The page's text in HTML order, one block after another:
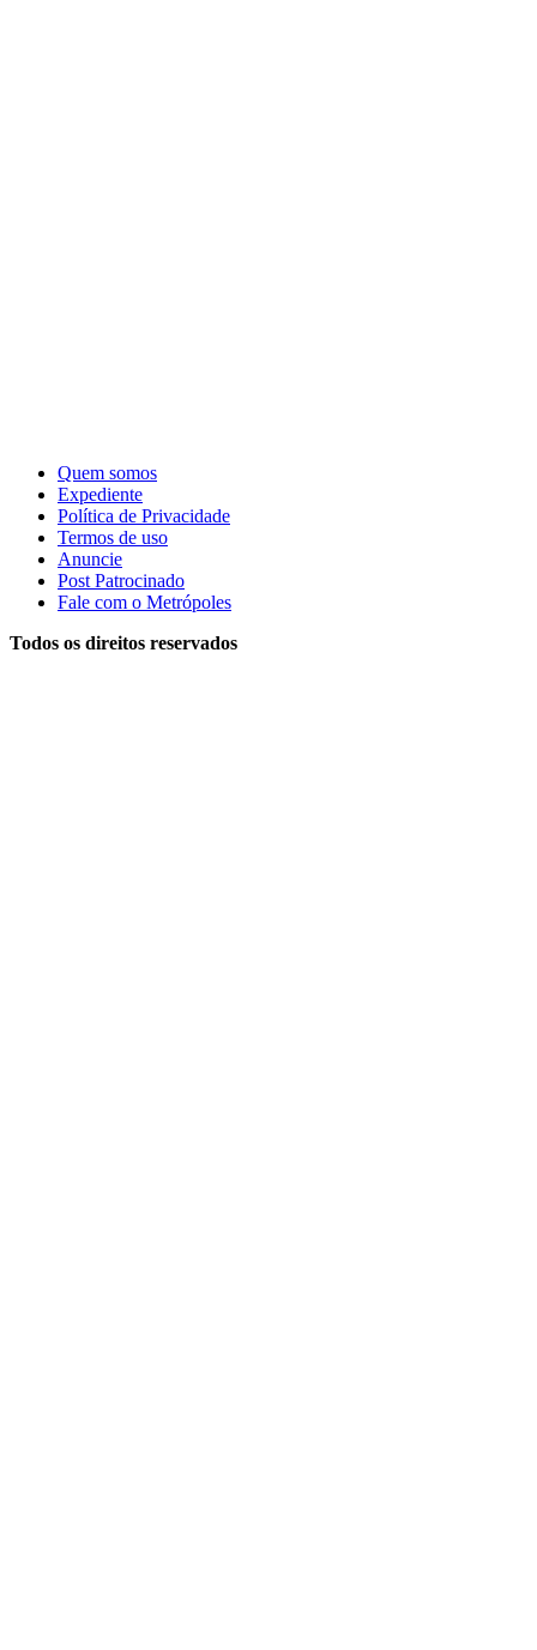
Quem somos
Expediente
Política de Privacidade
Termos de uso
Anuncie
Post Patrocinado
Fale com o Metrópoles
Todos os direitos reservados